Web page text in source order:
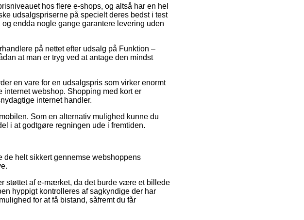
hos flere e-shops, og altså har en hel
udsalgspriserne på specielt deres bedst i test
endda nogle gange garantere levering uden
på nettet efter udsalg på Funktion –
at man er tryg ved at antage den mindst
en vare for en udsalgspris som virker enormt
webshop. Shopping med kort er
internet handler.
Som en alternativ mulighed kunne du
i at godtgøre regningen ude i fremtiden.
de helt sikkert gennemse webshoppens
støttet af e-mærket, da det burde være et billede
hyppigt kontrolleres af sagkyndige der har
for at få bistand, såfremt du får